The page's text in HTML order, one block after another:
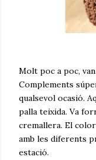
Molt poc a poc,
Complements
qualsevol ocasió.
palla teixida. Va
cremallera. El
amb les diferents
estació.